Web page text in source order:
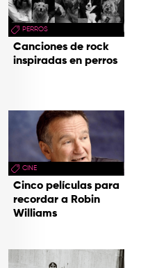
PERROS
Canciones de rock
inspiradas en perros
CINE
Cinco películas para
recordar a Robin
Williams